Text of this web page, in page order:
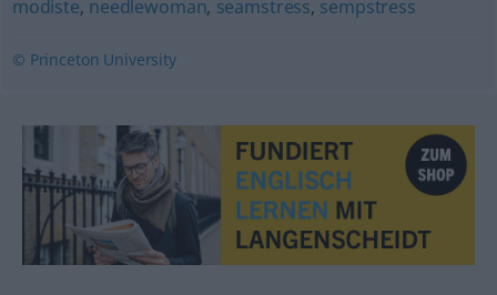
modiste, needlewoman, seamstress, sempstress
© Princeton University